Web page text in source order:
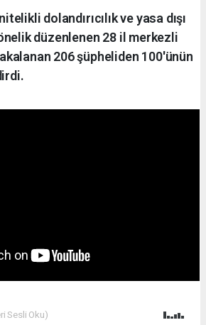
dolandırıcılık ve yasa dışı
düzenlenen 28 il merkezli
206 şüpheliden 100'ünün
Sesli Oku)